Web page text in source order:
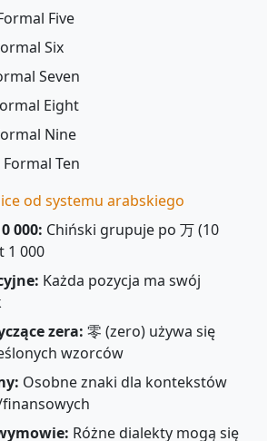
Five
Six
Seven
Eight
Nine
Formal Ten
od systemu arabskiego
000: Chiński grupuje po 万 (10
1 000
Każda pozycja ma swój
zera: 零 (zero) używa się
wzorców
Osobne znaki dla kontekstów
Różne dialekty mogą się